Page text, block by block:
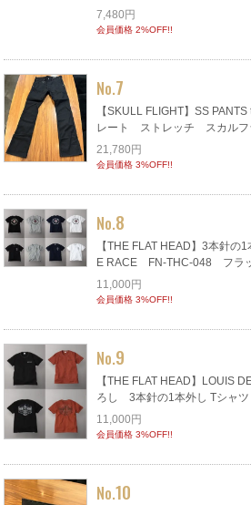
7,480円
会員価格 2%OFF!!
No.7
【SKULL FLIGHT】SS
レート ストレッチ スカルフ
21,780円
会員価格 3%OFF!!
No.8
【THE FLAT HEAD】3本針
E RACE FN-THC-048 フラ
11,000円
会員価格 3%OFF!!
No.9
【THE FLAT HEAD】LOUIS
ろし 3本針の1本外し Tシャ
11,000円
会員価格 3%OFF!!
No.10